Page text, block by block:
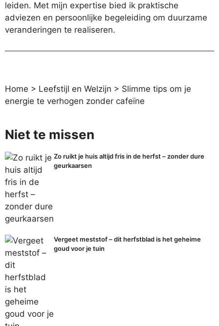
leiden. Met mijn expertise bied ik praktische
adviezen en persoonlijke begeleiding om duurzame
veranderingen te realiseren.
Home > Leefstijl en Welzijn > Slimme tips om je
energie te verhogen zonder cafeïne
Niet te missen
Zo ruikt je huis altijd fris in de herfst – zonder dure
geurkaarsen
Vergeet meststof – dit herfstblad is het geheime
goud voor je tuin